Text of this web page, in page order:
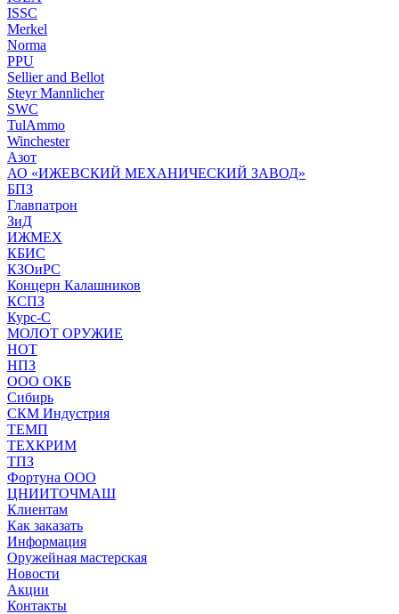
ISSC
Merkel
Norma
PPU
Sellier and Bellot
Steyr Mannlicher
SWC
TulAmmo
Winchester
Азот
АО «ИЖЕВСКИЙ МЕХАНИЧЕСКИЙ ЗАВОД»
БПЗ
Главпатрон
ЗиД
ИЖМЕХ
КБИС
КЗОиРС
Концерн Калашников
КСПЗ
Курс-С
МОЛОТ ОРУЖИЕ
НОТ
НПЗ
ООО ОКБ
Сибирь
СКМ Индустрия
ТЕМП
ТЕХКРИМ
ТПЗ
Фортуна ООО
ЦНИИТОЧМАШ
Клиентам
Как заказать
Информация
Оружейная мастерская
Новости
Акции
Контакты